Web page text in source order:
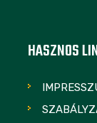
HASZNOS